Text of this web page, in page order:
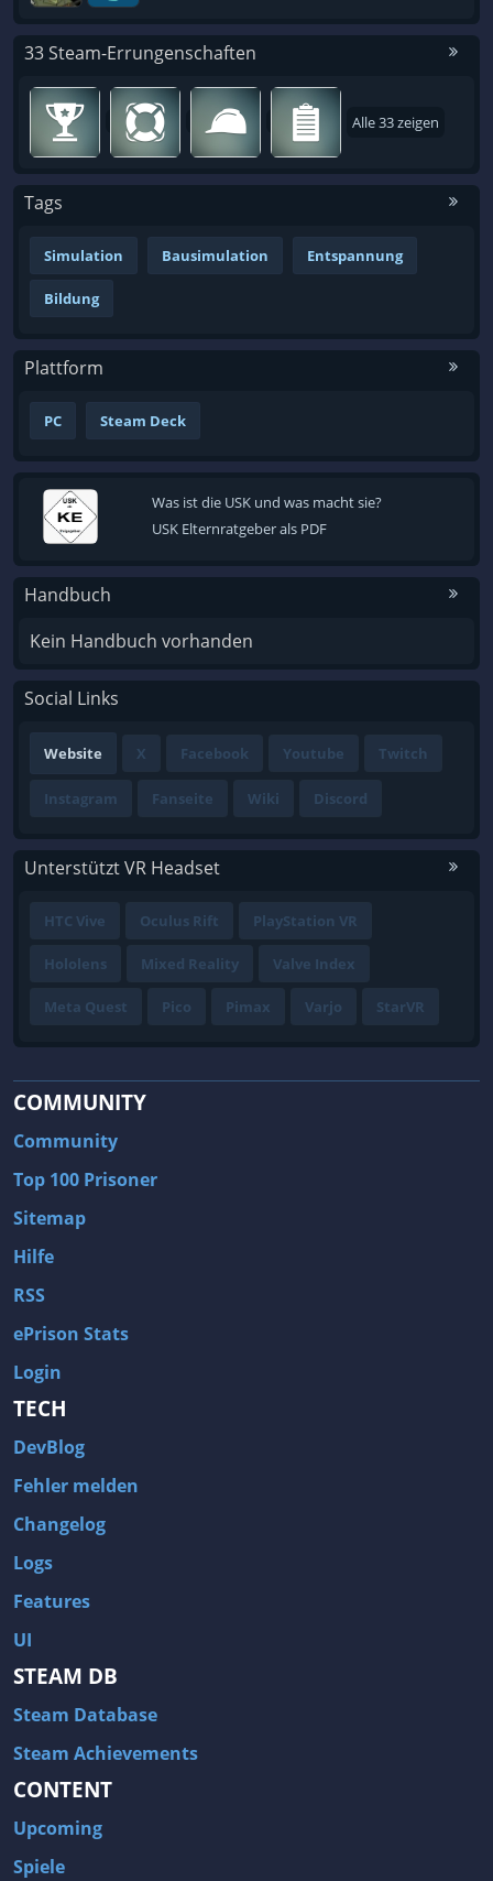
33 Steam-Errungenschaften
Alle 33 zeigen
Tags
Simulation Bausimulation Entspannung
Bildung
Plattform
PC Steam Deck
Was ist die USK und was macht sie?
USK Elternratgeber als PDF
Handbuch
Kein Handbuch vorhanden
Social Links
Website X Facebook Youtube Twitch
Instagram Fanseite Wiki Discord
Unterstützt VR Headset
HTC Vive Oculus Rift PlayStation VR
Hololens Mixed Reality Valve Index
Meta Quest Pico Pimax Varjo StarVR
COMMUNITY
Community
Top 100 Prisoner
Sitemap
Hilfe
RSS
ePrison Stats
Login
TECH
DevBlog
Fehler melden
Changelog
Logs
Features
UI
STEAM DB
Steam Database
Steam Achievements
CONTENT
Upcoming
Spiele